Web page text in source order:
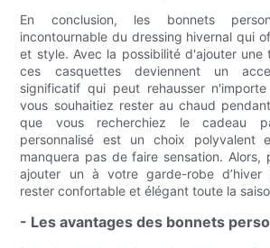
En conclusion, les bonnets
incontournable du dressing hivernal qui
et style. Avec la possibilité d'ajouter une
ces casquettes deviennent un
significatif qui peut rehausser
vous souhaitiez rester au chaud
que vous recherchiez le cadeau
personnalisé est un choix polyvalent
manquera pas de faire sensation. Alors,
ajouter un à votre garde-robe d’hiver
rester confortable et élégant toute la
- Les avantages des bonnets